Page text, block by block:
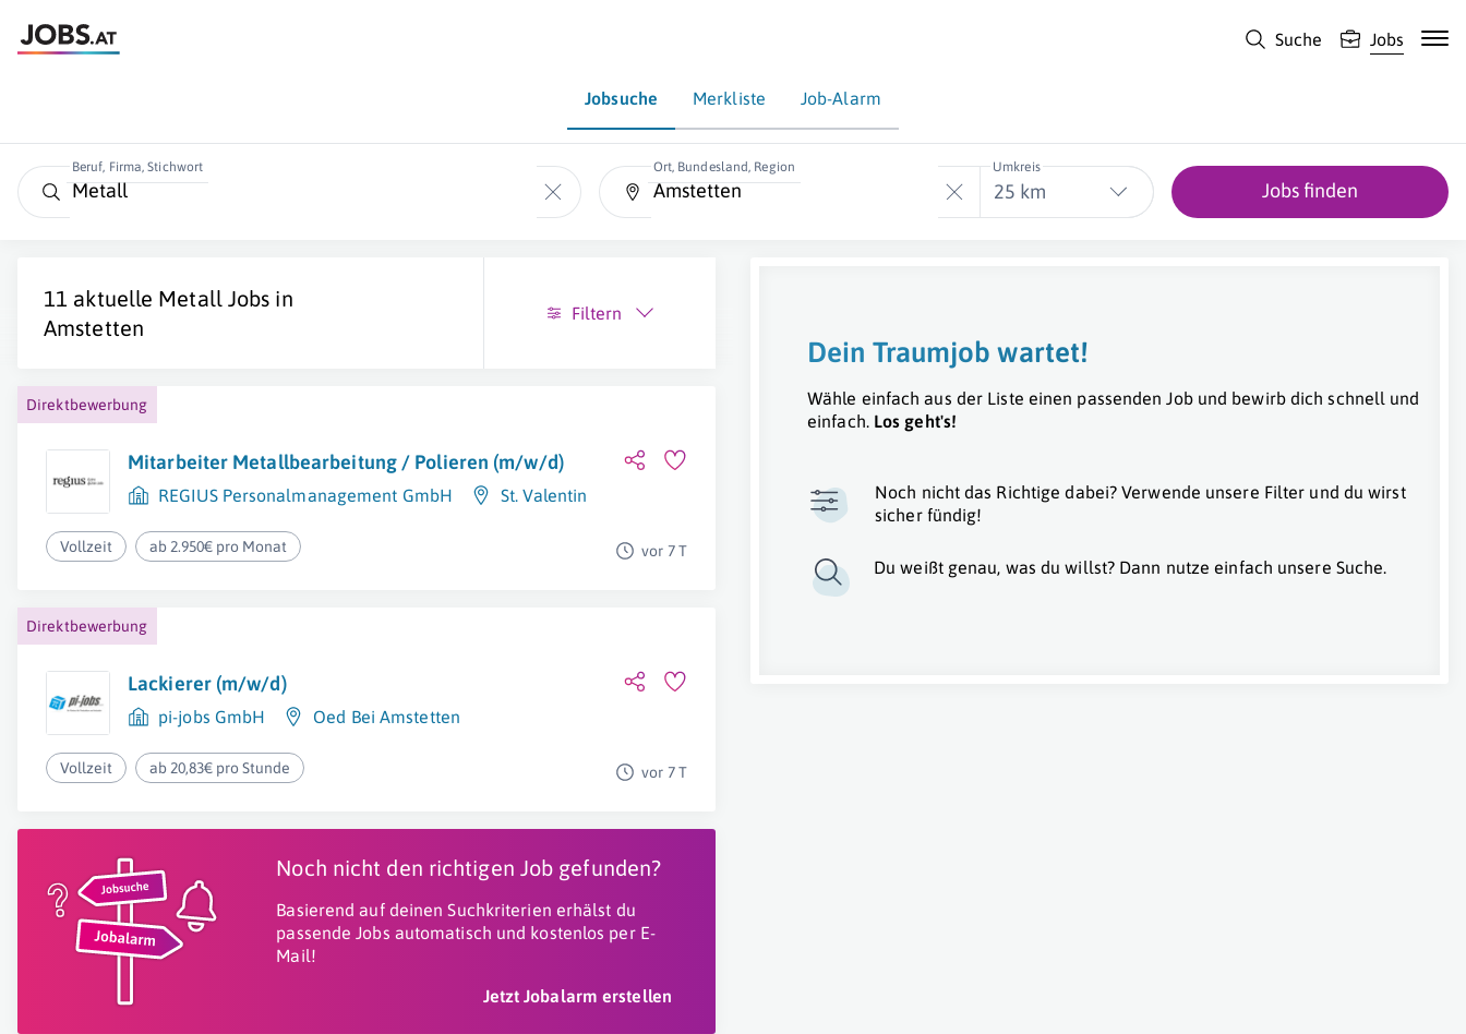
Suche Jobs
Jobsuche Merkliste Job-Alarm
Beruf, Firma, Stichwort Ort, Bundesland, Region Umkreis
25 km Jobs finden
11 aktuelle MetallJobs in
Amstetten
Filtern
Direktbewerbung
Mitarbeiter Metallbearbeitung / Polieren (m/w/d)
REGIUS Personalmanagement GmbH St. Valentin
Vollzeit ab 2.950€ pro Monat vor 7 T
Direktbewerbung
Lackierer (m/w/d)
pi-jobs GmbH Oed Bei Amstetten
Vollzeit ab 20,83€ pro Stunde vor 7 T
Noch nicht den richtigen Job gefunden?
Basierend auf deinen Suchkriterien erhälst du
passende Jobs automatisch und kostenlos per E-
Mail!
Jetzt Jobalarm erstellen
Dein Traumjob wartet!
Wähle einfach aus der Liste einen passenden Job und bewirb dich schnell und
einfach. Los geht's!
Noch nicht das Richtige dabei? Verwende unsere Filter und du wirst
sicher fündig!
Du weißt genau, was du willst? Dann nutze einfach unsere Suche.